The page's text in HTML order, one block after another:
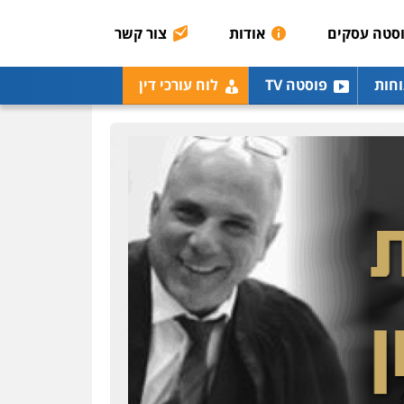
עסקים אודות צור קשר
פוסטה TV לוח עורכי דין
מנשה, אלמוג – עורכי דין
פלילי עבירות תנועה
צווארון לבן תעבורה עורכי
דין לענייני אסירים מעצרים
0546470989
עו"ד אבי כהן
פלילי פשיעה חמורה
קטינים אלימות סמים
עבירות מין
0523647066
ויקי שמואל – משרד עו"ד
משפט פלילי
0528959600